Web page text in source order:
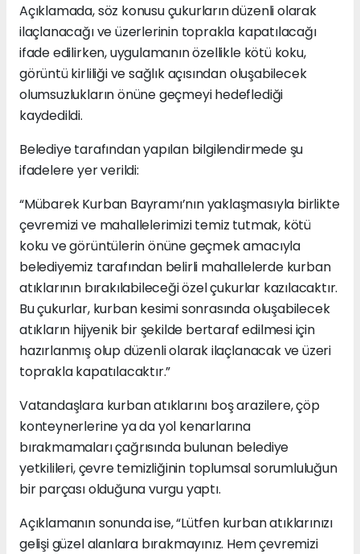
Açıklamada, söz konusu çukurların düzenli olarak
ilaçlanacağı ve üzerlerinin toprakla kapatılacağı
ifade edilirken, uygulamanın özellikle kötü koku,
görüntü kirliliği ve sağlık açısından oluşabilecek
olumsuzlukların önüne geçmeyi hedeflediği
kaydedildi.
Belediye tarafından yapılan bilgilendirmede şu
ifadelere yer verildi:
“Mübarek Kurban Bayramı’nın yaklaşmasıyla birlikte
çevremizi ve mahallelerimizi temiz tutmak, kötü
koku ve görüntülerin önüne geçmek amacıyla
belediyemiz tarafından belirli mahallelerde kurban
atıklarının bırakılabileceği özel çukurlar kazılacaktır.
Bu çukurlar, kurban kesimi sonrasında oluşabilecek
atıkların hijyenik bir şekilde bertaraf edilmesi için
hazırlanmış olup düzenli olarak ilaçlanacak ve üzeri
toprakla kapatılacaktır.”
Vatandaşlara kurban atıklarını boş arazilere, çöp
konteynerlerine ya da yol kenarlarına
bırakmamaları çağrısında bulunan belediye
yetkilileri, çevre temizliğinin toplumsal sorumluluğun
bir parçası olduğuna vurgu yaptı.
Açıklamanın sonunda ise, “Lütfen kurban atıklarınızı
gelişi güzel alanlara bırakmayınız. Hem çevremizi